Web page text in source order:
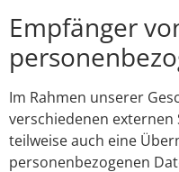
Empfänger
Im Rahmen unserer
verschiedenen externen
teilweise auch eine
personenbezogenen